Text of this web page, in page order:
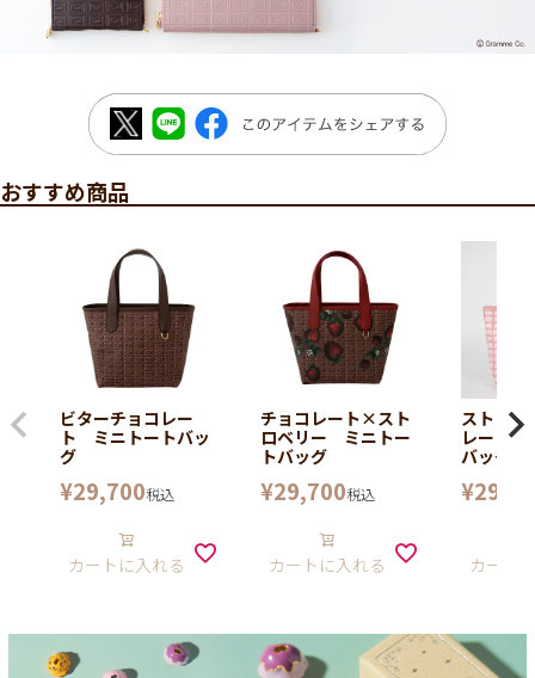
おすすめ商品
ビターチョコレー
ト ミニトートバッ
グ
¥29,700税込
カートに入れる
チョコレート×スト
ロベリー ミニトー
トバッグ
¥29,700税込
カートに入れる
ストロベ
レート
バッグ
¥
カート